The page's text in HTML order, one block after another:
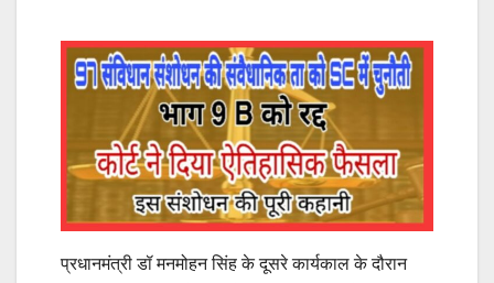
प्रधानमंत्री डॉ मनमोहन सिंह के दूसरे कार्यकाल के दौरान